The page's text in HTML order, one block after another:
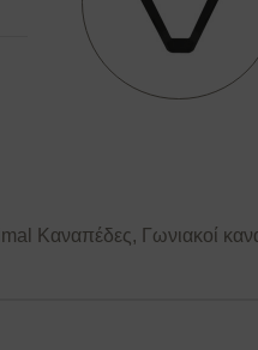
Καναπέδες , Γωνιακοί